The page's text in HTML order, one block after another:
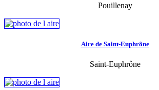
Pouillenay
Aire de Saint-Euphrône
Saint-Euphrône